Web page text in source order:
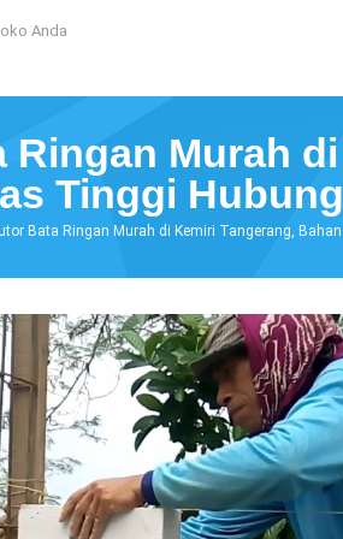
Anda
Murah
Tinggi
Bata Ringan Murah di Kemiri Tangerang,